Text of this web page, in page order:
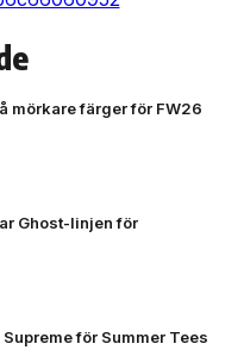
mörkare färger för FW26
Ghost-linjen för
för Summer Tees